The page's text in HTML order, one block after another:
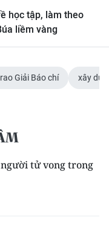
học tập, làm theo
liềm vàng
Giải Báo chí xây
tử vong trong